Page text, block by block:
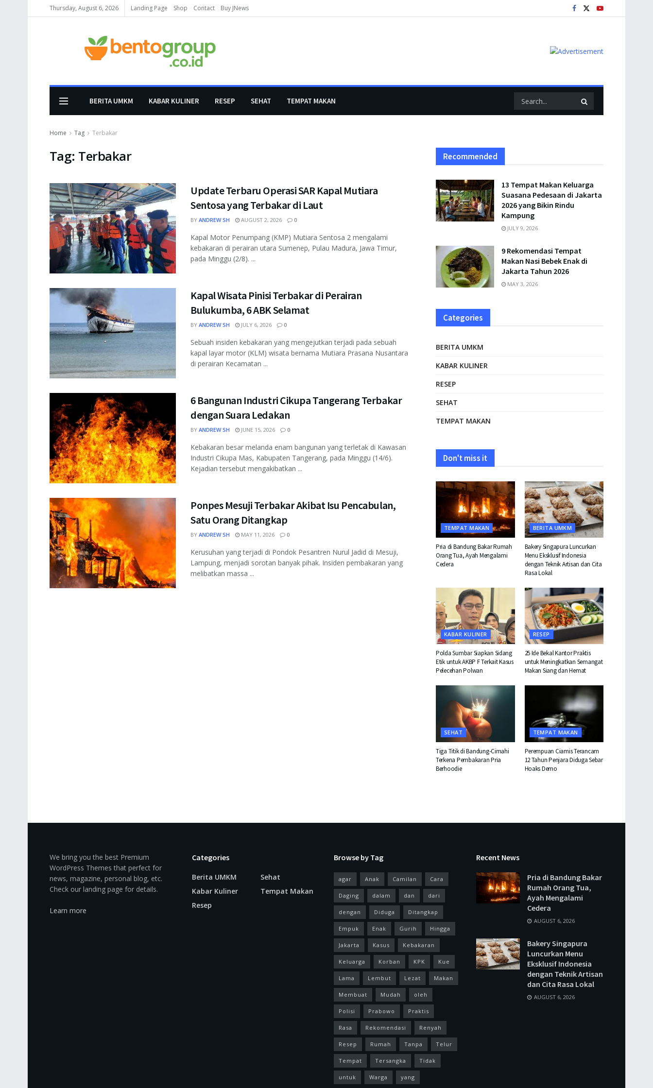
Thursday, August 6, 2026 Landing Page Shop Contact Buy JNews
BERITA UMKM KABAR KULINER RESEP SEHAT TEMPAT MAKAN
Home Tag Terbakar
Tag: Terbakar
Update Terbaru Operasi SAR Kapal Mutiara
Sentosa yang Terbakar di Laut
BY ANDREW SH AUGUST 2, 2026 0
Kapal Motor Penumpang (KMP) Mutiara Sentosa 2 mengalami
kebakaran di perairan utara Sumenep, Pulau Madura, Jawa Timur,
pada Minggu (2/8). ...
Kapal Wisata Pinisi Terbakar di Perairan
Bulukumba, 6 ABK Selamat
BY ANDREW SH JULY 6, 2026 0
Sebuah insiden kebakaran yang mengejutkan terjadi pada sebuah
kapal layar motor (KLM) wisata bernama Mutiara Prasana Nusantara
di perairan Kecamatan ...
6 Bangunan Industri Cikupa Tangerang Terbakar
dengan Suara Ledakan
BY ANDREW SH JUNE 15, 2026 0
Kebakaran besar melanda enam bangunan yang terletak di Kawasan
Industri Cikupa Mas, Kabupaten Tangerang, pada Minggu (14/6).
Kejadian tersebut mengakibatkan ...
Ponpes Mesuji Terbakar Akibat Isu Pencabulan,
Satu Orang Ditangkap
BY ANDREW SH MAY 11, 2026 0
Kerusuhan yang terjadi di Pondok Pesantren Nurul Jadid di Mesuji,
Lampung, menjadi sorotan banyak pihak. Insiden pembakaran yang
melibatkan massa ...
Recommended
13 Tempat Makan Keluarga
Suasana Pedesaan di Jakarta
2026 yang Bikin Rindu
Kampung
JULY 9, 2026
9 Rekomendasi Tempat
Makan Nasi Bebek Enak di
Jakarta Tahun 2026
MAY 3, 2026
Categories
BERITA UMKM
KABAR KULINER
RESEP
SEHAT
TEMPAT MAKAN
Don't miss it
TEMPAT MAKAN
Pria di Bandung Bakar Rumah
Orang Tua, Ayah Mengalami
Cedera
BERITA UMKM
Bakery Singapura Luncurkan
Menu Eksklusif Indonesia
dengan Teknik Artisan dan Cita
Rasa Lokal
KABAR KULINER
Polda Sumbar Siapkan Sidang
Etik untuk AKBP F Terkait Kasus
Pelecehan Polwan
RESEP
25 Ide Bekal Kantor Praktis
untuk Meningkatkan Semangat
Makan Siang dan Hemat
SEHAT
Tiga Titik di Bandung-Cimahi
Terkena Pembakaran Pria
Berhoodie
TEMPAT MAKAN
Perempuan Ciamis Terancam
12 Tahun Penjara Diduga Sebar
Hoaks Demo
We bring you the best Premium
WordPress Themes that perfect for
news, magazine, personal blog, etc.
Check our landing page for details.
Learn more
Categories
Berita UMKM
Kabar Kuliner
Resep
Sehat
Tempat Makan
Browse by Tag
agar Anak Camilan Cara
Daging dalam dan dari
dengan Diduga Ditangkap
Empuk Enak Gurih Hingga
Jakarta Kasus Kebakaran
Keluarga Korban KPK Kue
Lama Lembut Lezat Makan
Membuat Mudah oleh
Polisi Prabowo Praktis
Rasa Rekomendasi Renyah
Resep Rumah Tanpa Telur
Tempat Tersangka Tidak
untuk Warga yang
Recent News
Pria di Bandung Bakar
Rumah Orang Tua,
Ayah Mengalami
Cedera
AUGUST 6, 2026
Bakery Singapura
Luncurkan Menu
Eksklusif Indonesia
dengan Teknik Artisan
dan Cita Rasa Lokal
AUGUST 6, 2026